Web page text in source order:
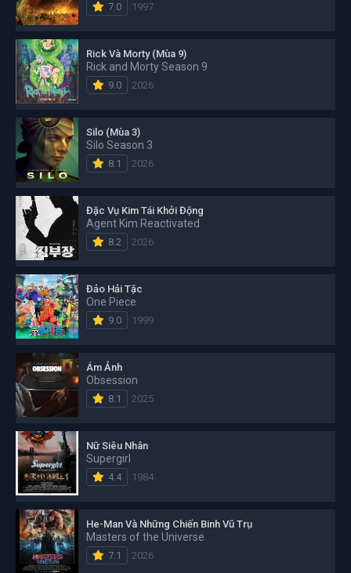
7.0 1997
Rick Và Morty (Mùa 9)
Rick and Morty Season 9
9.0 2026
Silo (Mùa 3)
Silo Season 3
8.1 2026
Đặc Vụ Kim Tái Khởi Động
Agent Kim Reactivated
8.2 2026
Đảo Hải Tặc
One Piece
9.0 1999
Ám Ảnh
Obsession
8.1 2025
Nữ Siêu Nhân
Supergirl
4.4 1984
He-Man Và Những Chiến Binh Vũ Trụ
Masters of the Universe
7.1 2026